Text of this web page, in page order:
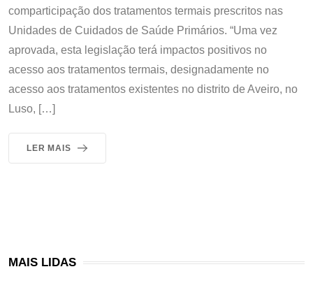
comparticipação dos tratamentos termais prescritos nas
Unidades de Cuidados de Saúde Primários. “Uma vez
aprovada, esta legislação terá impactos positivos no
acesso aos tratamentos termais, designadamente no
acesso aos tratamentos existentes no distrito de Aveiro, no
Luso, […]
LER MAIS
MAIS LIDAS